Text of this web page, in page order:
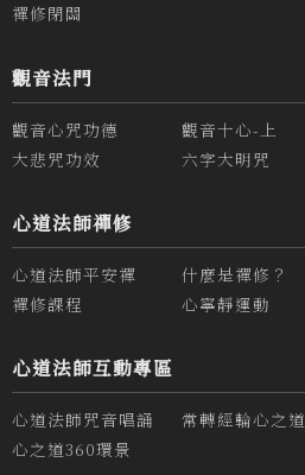
禪修閉關
觀音法門
觀音心咒功德 觀音十心-上
大悲咒功效
六字大明咒
心道法師禪修
心道法師平安禪 什麼是禪修？
禪修課程
心寧靜運動
心道法師互動專區
心道法師咒音唱誦 常轉經輪心之道
心之道360環景